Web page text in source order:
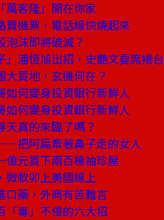
萬客隆」開在你家
賣機票，電話線快燒起來
泡沫即將破滅？
」潘恆旭出招，史艷文要席捲
大買地，玄機何在？
如何變身投資銀行新鮮人
如何變身投資銀行新鮮人
天真的來臨了嗎？
把阿扁牽著鼻子走的女人
億元買下兩百棟袖珍屋
微軟卯上美國線上
口藥，外商有苦難言
「毒」不侵的六大招